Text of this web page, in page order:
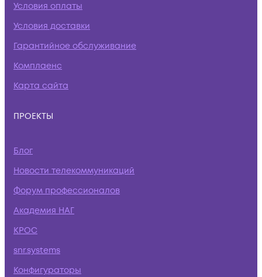
Условия оплаты
Условия доставки
Гарантийное обслуживание
Комплаенс
Карта сайта
ПРОЕКТЫ
Блог
Новости телекоммуникаций
Форум профессионалов
Академия НАГ
КРОС
snr.systems
Конфигураторы